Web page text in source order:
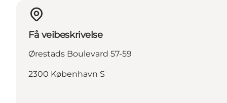
Få veibeskrivelse
Ørestads Boulevard 57-59
2300 København S